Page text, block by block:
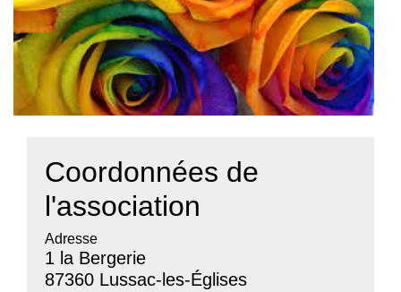
Coordonnées de
l'association
Adresse
1 la Bergerie
87360 Lussac-les-Églises